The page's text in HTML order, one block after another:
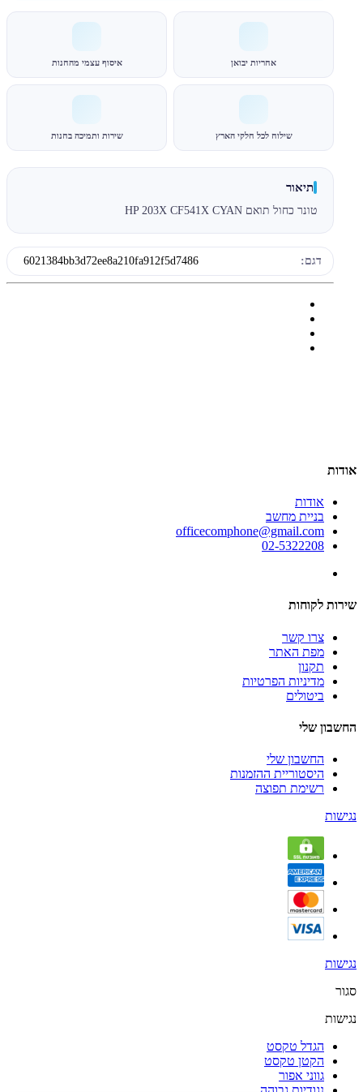
אחריות יבואן איסוף עצמי מהחנות
שילוח לכל חלקי הארץ שירות ותמיכה בחנות
תיאור
טונר כחול תואם HP 203X CF541X CYAN
דגם: 6021384bb3d72ee8a210fa912f5d7486
אודות
אודות
בניית מחשב
officecomphone@gmail.com
02-5322208
שירות לקוחות
צרו קשר
מפת האתר
תקנון
מדיניות הפרטיות
ביטולים
החשבון שלי
החשבון שלי
היסטוריית ההזמנות
רשימת תפוצה
נגישות
נגישות
סגור
נגישות
הגדל טקסט
הקטן טקסט
גווני אפור